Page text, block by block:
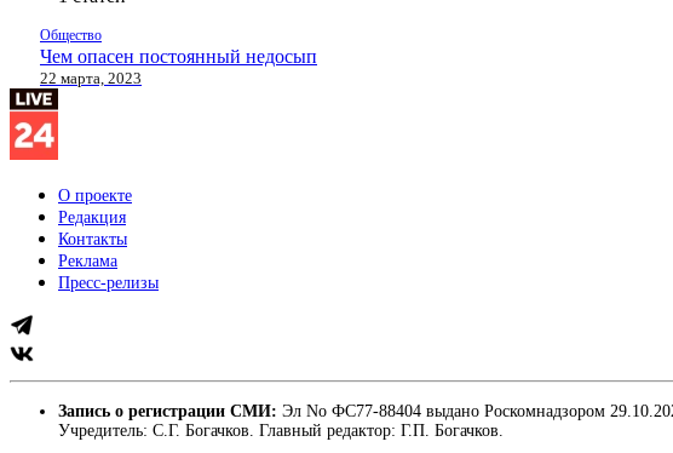
Общество
Чем опасен постоянный недосып
22 марта, 2023
О проекте
Редакция
Контакты
Реклама
Пресс-релизы
Запись о регистрации СМИ: Эл No ФС77-88404 выдано Роскомнадзором
Учредитель: С.Г. Богачков. Главный редактор: Г.П. Богачков.